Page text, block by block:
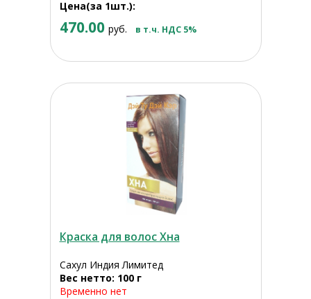
Цена(за 1шт.):
470.00 руб. в т.ч. НДС 5%
Краска для волос Хна
Сахул Индия Лимитед
Вес нетто: 100 г
Временно нет